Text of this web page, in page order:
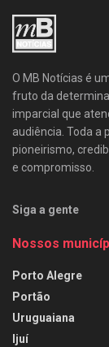
O MB Notícias é
fruto da
imparcial que
audiência. Toda a
pioneirismo,
e compromisso.
Siga a gente
Nossos
Porto Alegre
Portão
Uruguaiana
Ijuí